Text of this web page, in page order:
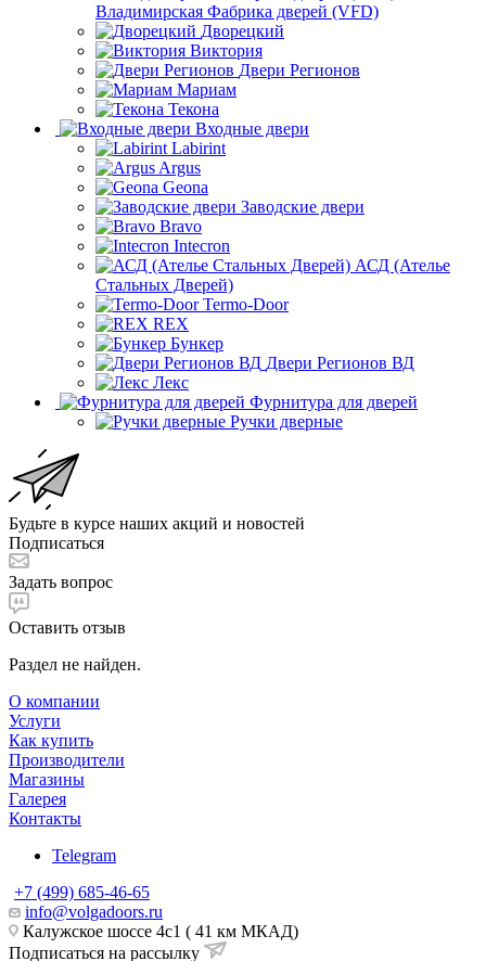
Владимирская Фабрика дверей (VFD)
Дворецкий
Виктория
Двери Регионов
Мариам
Текона
Входные двери
Labirint
Argus
Geona
Заводские двери
Bravo
Intecron
АСД (Ателье
Стальных Дверей)
Termo-Door
REX
Бункер
Двери Регионов ВД
Лекс
Фурнитура для дверей
Ручки дверные
Будьте в курсе наших акций и новостей
Подписаться
Задать вопрос
Оставить отзыв
Раздел не найден.
О компании
Услуги
Как купить
Производители
Магазины
Галерея
Контакты
Telegram
+7 (499) 685-46-65
info@volgadoors.ru
Калужское шоссе 4с1 ( 41 км МКАД)
Подписаться на рассылку